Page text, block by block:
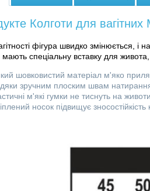
Колготи для
фігура швидко змінюється, і
мають спеціальну вставку для
шовковистий матеріал м'яко
зручним плоским швам
м'які гумки не тиснуть на
носок підвищує зносостійкість